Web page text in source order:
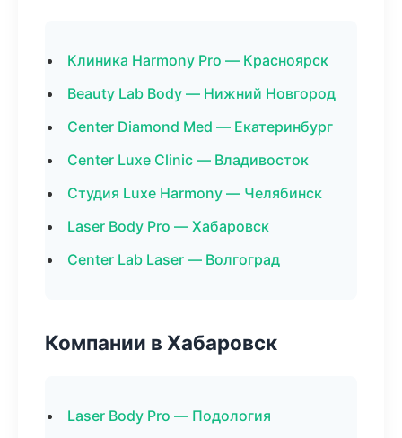
Клиника Harmony Pro — Красноярск
Beauty Lab Body — Нижний Новгород
Center Diamond Med — Екатеринбург
Center Luxe Clinic — Владивосток
Студия Luxe Harmony — Челябинск
Laser Body Pro — Хабаровск
Center Lab Laser — Волгоград
Компании в Хабаровск
Laser Body Pro — Подология